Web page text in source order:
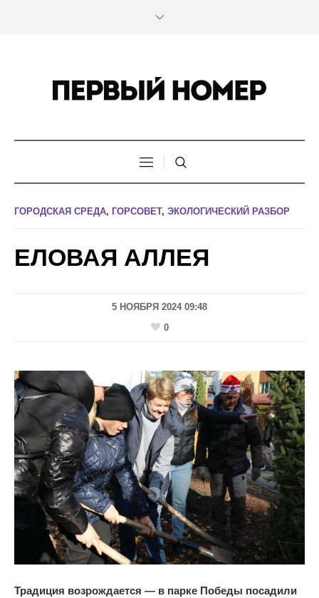
ГОРОДСКАЯ СРЕДА, ГОРСОВЕТ, ЭКОЛОГИЧЕСКИЙ РАЗБОР
ЕЛОВАЯ АЛЛЕЯ
5 НОЯБРЯ 2024 09:48
0
Традиция возрождается — в парке Победы посадили